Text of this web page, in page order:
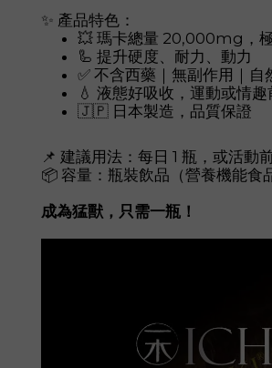
✨ 產品特色：
💥 瑪卡總量 20,000mg，
🦾 提升硬度、耐力、動力
✅ 不含西藥｜無副作用｜自
💧 液態好吸收，運動或情
🇯🇵 日本製造，品質保證
📌 建議用法：每日 1 瓶，或活動
📦 容量：瓶裝飲品（營養機能食
成為猛獸，只需一瓶！